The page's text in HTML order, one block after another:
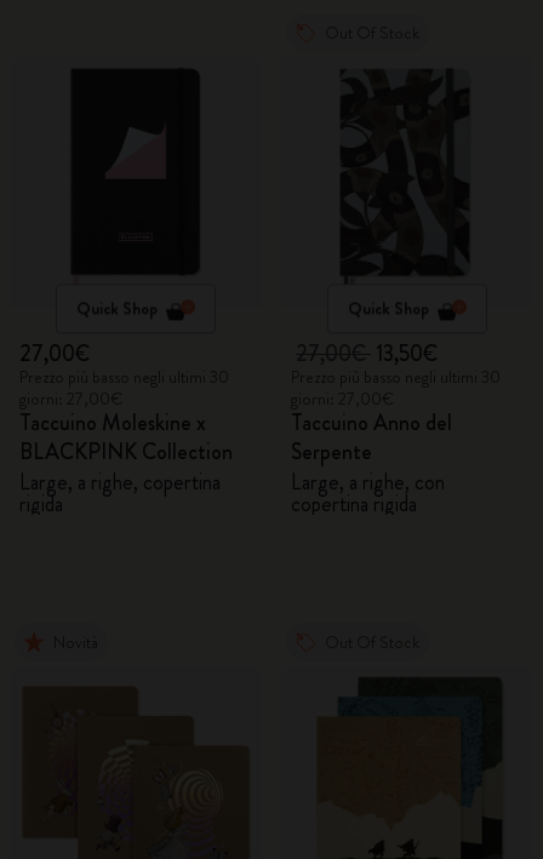
Quick Shop
27,00€
Taccuino Moleskine x
BLACKPINK Collection
Large, a righe, copertina
rigida
Quick Shop
13,50€
Taccuino Anno del
Serpente
Large, a righe, con
copertina rigida